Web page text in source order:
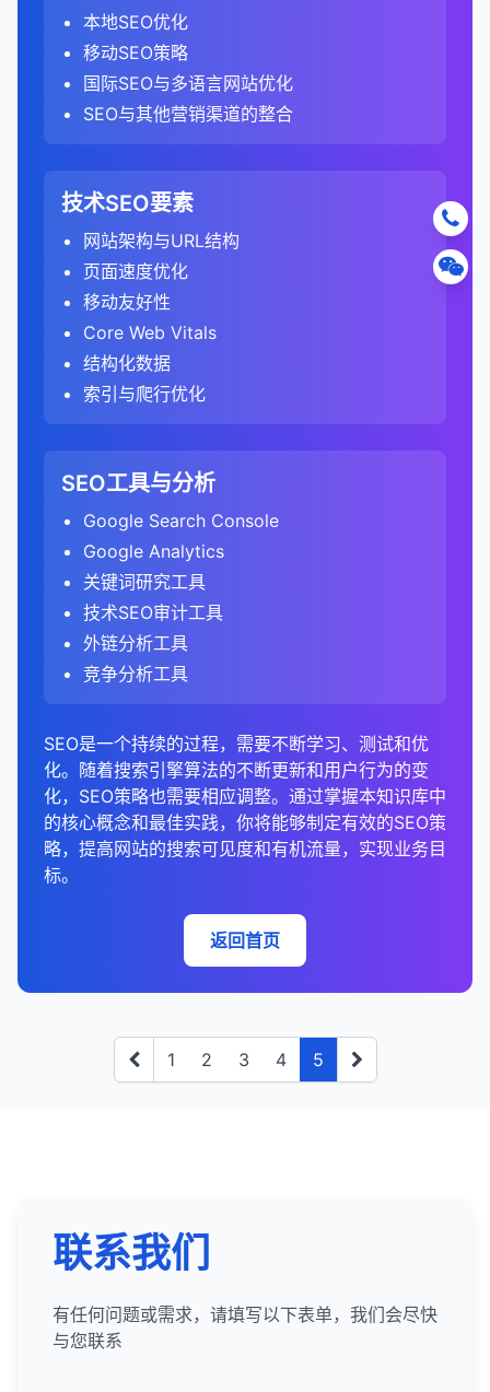
优化标题标签和元描述，提高点击率。
管理本地搜索存在，优化本地商家信息。
优化图片和视频，提高在多媒体结果中的可见度。
SEO的主要战场。了解serps的结构和组成部分，以
及如何优化网站在serps中的表现，对于提高有机流
量和实现业务目标至关重要。随着搜索引擎算法的不
断发展，serps的结构也在不断演变，SEO专业人员
需要持续关注这些变化并调整他们的策略。
求方法不变。
308重定向：与301类似，但要求客户端保持请求
方法不变。
元刷新：通过HTML元标签签实现的重定向，不如
总结来说，301重定向是一种重要的技术，用于在
URL更改时维护用户体验和保留SEO价值。正确使用
301重定向可以确保确保网站迁移、URL结构更改或
内容合并不会对有机搜索流量产生负面影响。了解何
时以及如何使用301重定向是每个SEO专业人员必备
确保规范URL指向有效的、可访问的页面。
避免将规范URL指向404页面或重定向页面。
不要设置相互冲突的规范标签（如A指向B，B指向
A）。
版本，同时使用canonical标签指向首选版本。
定期审核规范标签，确保它们仍然准确。
规范URL与其他技术的区别：
301重定向：
301重定向是服务器端的永久重定向，会将用户
和搜索引擎都引导到新URL。
规范URL是建议性的，不会自动重定向用户。
noindex标签告诉搜索引擎不要索引页面。
规范URL告诉搜索引擎索引哪个版本的页面。
总结来说，规范URL是解决重复内容问题和集中链接
权益的重要工具。通过正确实施规范URL，网站管理
员可以确保搜索引擎将链接权益集中到首选URL版
本，提高重要内容的排名潜力。规范URL应该是任何
全面SEO策略的重要组成部分，特别是对于内容丰富
或动态生成的网站。
GA4：关注参与会话与总会话的比例，考虑了
更多的参与指标。
时间因素
Universal Analytics：不考虑停留时间，只考虑
GA4：将停留时间超过10秒作为参与会话的标
准之一。
指标名称：
Universal Analytics：使用"跳出率"作为主要指
标。
GA4：使用"参与率"作为主要指标，不再直接提
供跳出率。
对SEO和数据分析的影响：
跳出率/参与率数据不能直接比较。
的用户参与度评估，考虑了时间、互动和转化等多
个因素。
更准确的用户行为分析
以更准确地捕捉用户在单页应用和现代网站上的行
为。
需要调整分析方法
总结来说，GA4中的跳出率（通过参与率间接反映）
与旧版分析工具中的跳出率在定义和计算方法上有显
著差异。GA4采用了更全面的参与度评估方法，考虑
了停留时间、互动事件和转化等多个因素，而不仅仅
是页面浏览次数。这种变化反映了现代网站（特别是
单页应用）的用户行为特点，提供了更准确的用户参
和制定有效的SEO策略至关重要。
综合所有分析结果，识别竞争对手的优势和劣势。
找出你可以利用的机会和需要应对的威胁。
制定差异化的SEO策略，以超越竞争对手。
设定明确的目标和关键绩效指标。
关键词研究工具：SEMrush、Ahrefs、Moz
Keyword Explorer
竞争分析工具 ：SEMrush、Ahrefs、SpyFu、
SimilarWeb
链接分析工具：Ahrefs、Majestic、Moz Link
Explorer
技术SEO工具：Screaming Frog、Google
Search Console、PageSpeed Insights
社交媒体分析工具：Hootsuite、Buffer、
Brandwatch
总结来说，SEO竞争分析是制定有效SEO策略的关键
步骤。通过全面分析竞争对手的关键词排名、内容策
略、链接概况、技术SEO和用户体验，你可以识别机
会、发现差距，并制定差异化的策略来提高你的搜索
可见度。定期进行竞争分析可以帮助你保持领先地
位，并适应不断变化的搜索环境。
及时修复任何安全威胁，避免网站被标记为不安
全。
手动操作报告：
检查网站是否受到Google的手动操作处罚。
结构化数据报告：
监控结构化数据的实施状态。
识别结构化数据错误，以获取丰富片段。
面包屑导航报告
监控面包屑导航的实施状态。
修复面包屑导航问题，改善搜索结果展示。
AMP报告：
确显示。
5. 提交和监控更改
URL提交：
提交新页面或更新的页面以进行索引。
加速Google对重要页面的索引。
更改地址工具
：
移除URL工具：
请求从Google索引中移除特定URL。
处理敏感信息泄露等紧急情况。
Google Search Console最佳实践
设置自定义提醒，及时了解重要问题。
结合其他工具（如Google Analytics）进行综合分
优先解决影响最大的问题，如安全问题、手动操作
和移动可用性问题。
将GSC数据与其他分析工具结合使用，可以获得更全
面的网站性能视图。
度。
3. 分析转化
转化路径分析 ：
了解哪些页面和路径最有可能导致转化。
转化漏斗分析 ：
设置和分析转化漏斗，了解有机搜索访客在转化
过程中的流失点。
优化漏斗中的薄弱环节，提高转化率。
有机搜索转化价值：
分析有机搜索流量带来的转化价值。
比较不同关键词、页面和流量来源的转化价值。
由于Google的关键词加密政策，Google
在Universal Analytics中，可以在"获取" > "搜索
控制台" > "查询"报告中查看一些关键词数据。
在GA4中，关键词数据更加有限，建议结合
Google Search Console进行关键词分析。
5. 分析移动与桌面表现
比较移动、桌面和 tablet 设备的流量、跳出率、
停留时间和转化率。
识别设备特定的问题和机会。
6. 创建自定义报告和仪表板
创建自定义报告，专注于对SEO最重要的指标。
设置SEO仪表板，集中展示关键的SEO指标和趋
结合Google Search Console数据进行综合分析。
设置目标和电子商务跟踪，衡量SEO的业务价值。
量。
总结来说，Google Analytics是SEO分析的重要工
宝贵数据。虽然关键词数据有限，但通过分析着陆页
表现、用户行为和转化路径，你可以获得对SEO性能
分析竞争对手的排名策略。
C. 内容分析
分析表现最佳的内容类型和主题。
识别内容差距，即用户需求但网站尚未覆盖的主
分析内容的深度和质量。
评估内容的新鲜度和时效性。
D. 用户行为分析
分析有机搜索访客的跳出率、停留时间和页面浏览
量。
分析用户在网站上的浏览路径和行为流。
评估移动用户体验。
E. 转化分析
分析有机搜索流量的转化率和转化价值。
识别转化路径和关键转化页面。
分析转化漏斗，找出流失点。
比较不同关键词和页面的转化表现。
F. 技术SEO分析
检查爬行错误和索引问题。
评估页面速度和Core Web Vitals表现。
分析网站架构和内部链接结构。
G. 链接分析
分析外链概况，包括数量、质量和多样性。
识别高价值的链接来源。
分析锚文本分布。
表现良好但有优化空间的页面。
内容差距和未满足的用户需求。
技术SEO问题（如爬行错误、索引问题）。
转化率低的页面和路径。
5. 制定优化策略
A. 内容策略
观因素。
这有助于制定更有效的SEO策略和优化措施。
6. 监控进度和效果
可视化报告可以帮助展示SEO工作的价值和成果。
SEO中常见的数据可视化类型
趋势图/线图：显示随时间变化的数据，如有机搜
索流量、排名变化等。
柱状图/条形图：比较不同类别或时间段的数据，
如不同页面的流量、不同关键词的排名等。
饼图/环形图：显示部分与整体的关系，如流量来
转化率的关系。
布。
树状图：显示层次结构数据，如网站结构、内容分
类等。
地图：显示地理分布数据，如来自不同地区的流
量。
仪表板：综合展示多个相关指标，提供整体性能视
SEO数据可视化工具
Google Data Studio：免费的可视化工具，可以
连接多种数据源。
Tableau：强大的商业智能和可视化工具。
SEMrush/Ahrefs/Moz：SEO工具通常包含内置
Databox：专注于业务仪表板的可视化工具。
总结来说，数据可视化在SEO中扮演着重要角色，它
着更高的竞争。
竞争度
评估在有机搜索中排名特定关键词的难度。
大多数工具使用1-100的分数表示竞争度。
力。
考虑因素包括当前排名网站的权威性、内容质量
和链接概况。
点击率（CTR）：
了解搜索特定关键词的用户点击搜索结果的比
例。
高CTR表明关键词有较高的用户兴趣。
转化价值：
季节性：
分析关键词搜索量的季节性变化。
这有助于规划内容和营销活动。
4. 分析搜索意图
信息型意图：用户寻求信息或答案。
导航型意图：用户试图访问特定网站。
交易型意图：用户准备购买产品或服务。
在未来购买。
分析搜索结果页面（SERPs）以确定主导的搜索意
图。
确保目标关键词的内容与搜索意图匹配。
5. 组织和优先级排序
将相似的关键词分组，便于内容规划。
每个组应该围绕一个核心主题或概念。
基于关键词组创建内容集群，包括支柱页面和相
关子页面。
这有助于建立网站在特定主题上的权威性。
6. 监控和优化
分析关键词表现，识别机会和问题。
根据数据调整关键词策略。
配置认证，以审计需要登录的页面。
设置自定义HTTP头。
3. 运行技术审计
大型网站可能需要分段审计或使用更强大的工具。
4. 分析审计报告
A. 爬行和索引问题
爬行错误：404错误、服务器错误、重定向链等。
索引问题 ：noindex标签、canonical标签问题、重
复内容等。
爬行预算问题：低价值页面消耗爬行预算、爬行深
标题标签 ：缺失、重复、过长或过短的标题标签。
元描述：缺失、重复、过长或过短的元描述。
H1标签：缺失、重复、多个H1标签等问题。
图片优化：缺失alt文本、未压缩图片、图片尺寸问
题等。
URL结构：过长URL、非SEO友好URL、参数问题
等。
页面速度：加载时间长、未优化的资源、渲染阻塞
资源等。
Core Web Vitals：LCP、FID、CLS问题。
服务器响应时间：TTFB（Time to First Byte）问
题。
响应式设计问题。
移动视图中的内容可读性问题。
E. 安全问题
缺少HTTPS。
缺失的结构化数据类型。
未使用的结构化数据机会。
5. 优先级排序和修复
按严重程度排序
链接相关性：分析链接来源网站与你的网站的主题
相关性。
链接位置：分析链接在页面上的位置（如内容内、
侧边栏、页脚）。
C. 锚文本分析
识别过度优化的锚文本，避免被视为操纵。
确保锚文本多样化，包括品牌词、通用词和精确匹
配关键词。
D. 链接增长趋势
分析外链增长趋势，了解链接建设的效果。
识别异常的链接增长或下降，可能表明算法更新或
手动操作。
E. 链接来源分析
分析链接来源的行业分布。
分析链接来源的网站类型（如博客、新闻网站、论
坛等）。
3. 分析竞争对手的外链概况
比较外链指标：
识别差距和机会。
分析竞争对手的链接来源：
识别竞争对手的主要链接来源。
找出你可以争取的高质量链接机会。
分析竞争对手的链接策略
识别他们使用的内容类型和链接获取方法。
找出提到你的品牌但没有链接的网站。
联系网站管理员，请求添加链接。
分析竞争对手的链接来源，找出你也可以争取的
链接。
找出指向你网站的损坏链接。
修复这些链接或请求链接来源更新链接。
识别排名下降的页面，并找出原因。
B. 用户参与度分析
分析页面的跳出率、停留时间和页面浏览量。
识别高跳出率页面，并分析原因（如内容质量、相
C. 转化分析
分析内容页面的转化率和转化价值。
识别最有效的转化路径和内容。
分析内容对转化漏斗的贡献。
3. 分析内容质量和优化机会
A. 关键词使用分析
确保关键词使用自然，避免过度优化。
B. 内容结构分析
分析标题层级（H1、H2、H3等）的使用。
评估内容的可读性和格式（如段落长度、列表使
用、图片等）。
检查内容的深度和全面性。
C. 内容新鲜度分析
识别需要更新的过时内容。
评估内容的时效性和相关性。
D. 内容重复分析
识别网站内部的重复内容。
分析与竞争对手内容的相似性。
解决重复内容问题，提高内容独特性。
4. 分析竞争对手的内容
内容主题分析：
识别内容差距和未满足的用户需求。
内容质量分析：
了解这些内容成功的原因。
内容推广分析：
分析竞争对手的内容推广策略。
了解他们如何获取外链和社交媒体分享。
关键词排名分析
识别竞争对手排名的关键词。
分析这些关键词的搜索量、竞争度和转化价值。
识别竞争对手排名但你未排名的高价值关键词。
搜索意图分析：
分析竞争对手针对不同搜索意图的关键词策略。
评估他们如何覆盖信息型、导航型、商业调查型
和交易型关键词。
3. 分析竞争对手的内容策略
评估他们的内容深度和广度。
内容类型分析：
分析竞争对手使用的内容类型（如博客、指南、
视频、信息图表等）。
评估不同内容类型的表现。
内容质量分析
：
评估竞争对手内容的质量、原创性和价值。
分析竞争对手的内容更新频率。
评估他们的内容新鲜度和时效性。
4. 分析竞争对手的链接策略
链接概况分析：
分析链接增长趋势。
锚文本分析
分析竞争对手的锚文本分布。
5. 分析竞争对手的技术SEO
网站架构分析：
分析竞争对手的网站架构和导航结构。
本地SEO优化
移动SEO策略
国际SEO与多语言网站优化
SEO与其他营销渠道的整合
技术SEO要素
网站架构与URL结构
页面速度优化
移动友好性
Core Web Vitals
结构化数据
索引与爬行优化
SEO工具与分析
Google Search Console
Google Analytics
关键词研究工具
技术SEO审计工具
外链分析工具
竞争分析工具
SEO是一个持续的过程，需要不断学习、测试和优
化。随着搜索引擎算法的不断更新和用户行为的变
化，SEO策略也需要相应调整。通过掌握本知识库中
的核心概念和最佳实践，你将能够制定有效的SEO策
略，提高网站的搜索可见度和有机流量，实现业务目
标。
返回首页
1 2 3 4 5
联系我们
有任何问题或需求，请填写以下表单，我们会尽快
与您联系